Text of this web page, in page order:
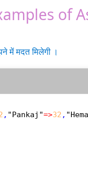
of
में मदत मिलेगी ।
, "Pankaj"=>32 ,